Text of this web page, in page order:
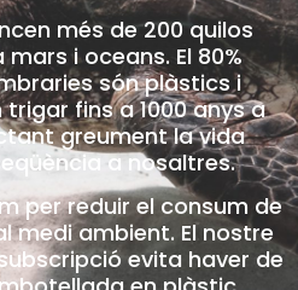
més de 200 quilos
i oceans. El 80%
són plàstics i
fins a 1000 anys a
greument la vida
a nosaltres.
per reduir el consum de
medi ambient. El nostre
evita haver de